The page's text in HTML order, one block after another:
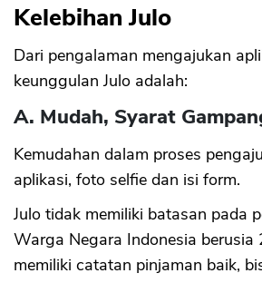
Kelebihan Julo
Dari pengalaman mengajukan
keunggulan Julo adalah:
A. Mudah, Syarat
Kemudahan dalam proses
aplikasi, foto selfie dan isi form.
Julo tidak memiliki batasan pada
Warga Negara Indonesia
memiliki catatan pinjaman baik,